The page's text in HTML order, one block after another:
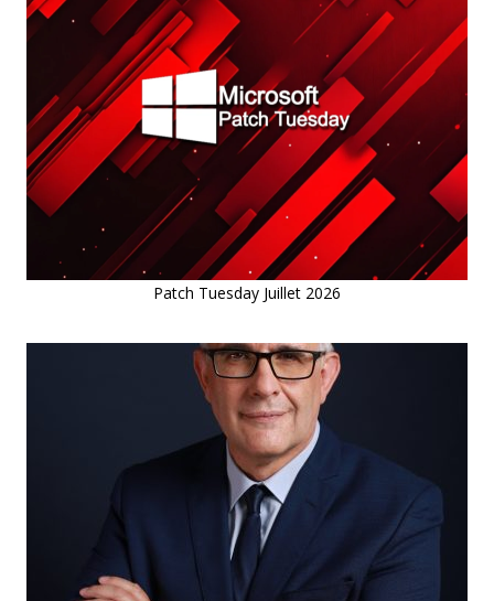
Patch Tuesday Juillet 2026